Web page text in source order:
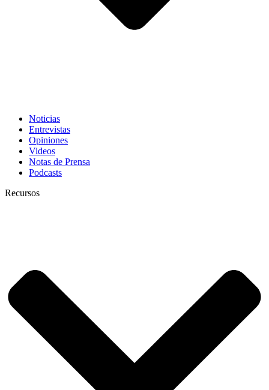
Noticias
Entrevistas
Opiniones
Videos
Notas de Prensa
Podcasts
Recursos